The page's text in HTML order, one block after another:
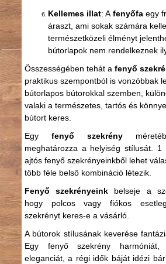
Kellemes illat: Afenyőfaegy
áraszt, ami sokak számára
természetközeli élményt
bútorlapok nem rendelkeznek
Összességében tehát a fenyő
praktikus szempontból is vonzóbbak
bútorlapos bútorokkal szemben,
valaki a természetes, tartós és
bútort keres.
Egy fenyő szekrény
meghatározza a helyiség stílusát.
ajtós fenyő szekrényeinkből lehet
több féle belső kombináció létezik.
Fenyő szekrényeink belseje a
hogy polcos vagy fiókos
szekrényt keres-e a vásárló.
A bútorok stílusának keverése
Egy fenyő szekrény harmóniát,
eleganciát, a régi idők báját idézi